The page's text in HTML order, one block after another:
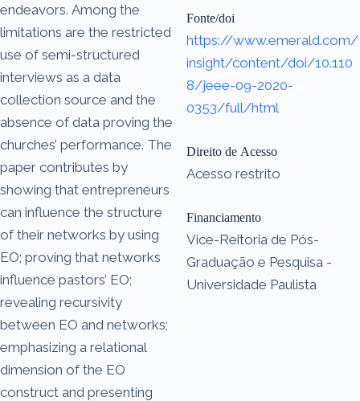
endeavors. Among the
limitations are the restricted
use of semi-structured
interviews as a data
collection source and the
absence of data proving the
churches’ performance. The
paper contributes by
showing that entrepreneurs
can influence the structure
of their networks by using
EO; proving that networks
influence pastors’ EO;
revealing recursivity
between EO and networks;
emphasizing a relational
dimension of the EO
construct and presenting
Fonte/doi
https://www.emerald.com/
insight/content/doi/10.110
8/jeee-09-2020-
0353/full/html
Direito de Acesso
Acesso restrito
Financiamento
Vice-Reitoria de Pós-
Graduação e Pesquisa -
Universidade Paulista